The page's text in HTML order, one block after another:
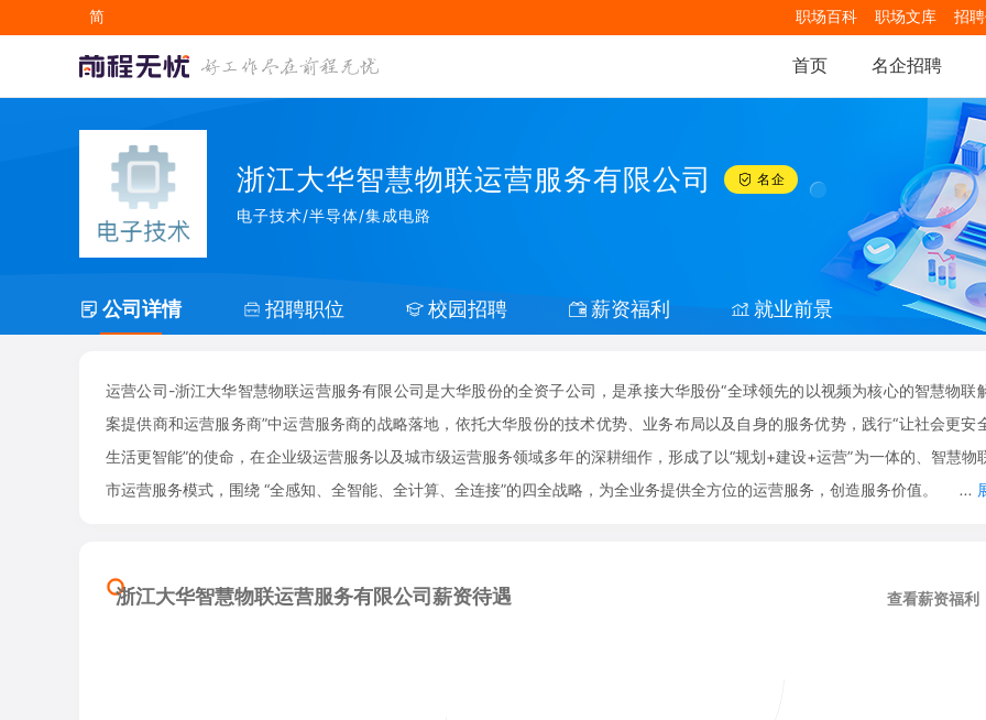
简
EN
职场百科 职场文库 招
首页 名企招聘
浙江大华智慧物联运营服务有限公司 名企
电子技术/半导体/集成电路
公司详情 招聘职位 校园招聘 薪资福利 就业前景
运营公司-浙江大华智慧物联运营服务有限公司是大华股份的全资子公司，是承接大华股份“全球领先的以视频为核心的智慧物联
案提供商和运营服务商”中运营服务商的战略落地，依托大华股份的技术优势、业务布局以及自身的服务优势，践行“让社会更安
生活更智能”的使命，在企业级运营服务以及城市级运营服务领域多年的深耕细作，形成了以“规划+建设+运营”为一体的、智慧物
市运营服务模式，围绕 “全感知、全智能、全计算、全连接”的四全战略，为全业务提供全方位的运营服务，创造服务价值。
...
浙江大华智慧物联运营服务有限公司薪资待遇 查看薪资福利